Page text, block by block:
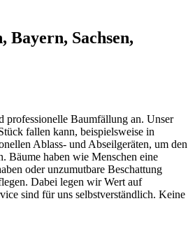
Sachsen,
professionelle Baumfällung an. Unser
fallen kann, beispielsweise in
Ablass- und Abseilgeräten, um den
Bäume haben wie Menschen eine
oder unzumutbare Beschattung
Dabei legen wir Wert auf
sind für uns selbstverständlich. Keine